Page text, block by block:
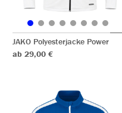
JAKO Polyesterjacke Power
ab 29,00 €